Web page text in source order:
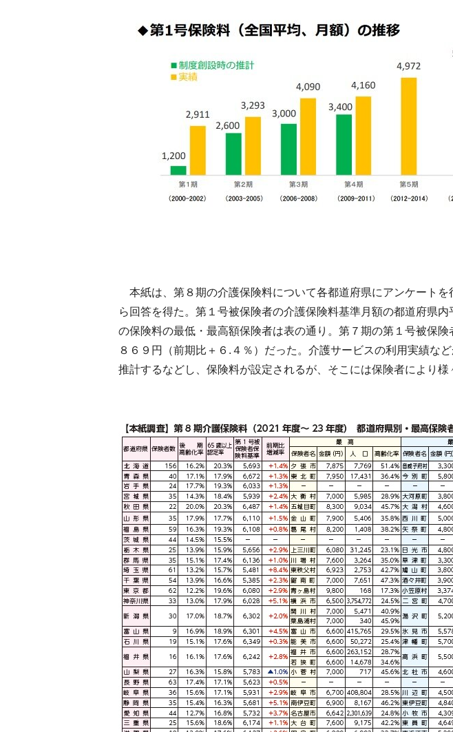
本紙は、第８期の介護保険料について各都道府県にアンケートを
ら回答を得た。第１号被保険者の介護保険料基準月額の都道府県
の保険料の最低・最高額保険者は表の通り。第７期の第１号被保険
８６９円（前期比＋６.４％）だった。介護サービスの利用実績な
推計するなどし、保険料が設定されるが、そこには保険者により様